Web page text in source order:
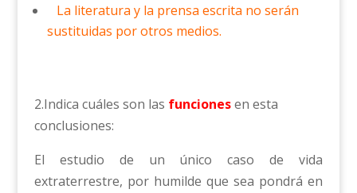
La literatura y la prensa escrita no serán
sustituidas por otros medios.
2.Indica cuáles son las funcionesen esta
conclusiones:
El estudio de un único caso de vida
extraterrestre, por humilde que sea pondrá en